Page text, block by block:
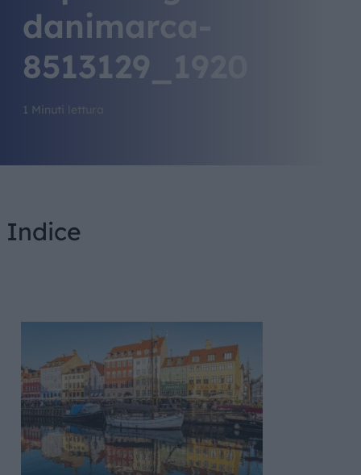
danimarca-
8513129_1920
1 Minuti lettura
Indice